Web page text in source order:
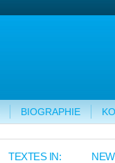
BIOGRAPHIE
TEXTES IN: